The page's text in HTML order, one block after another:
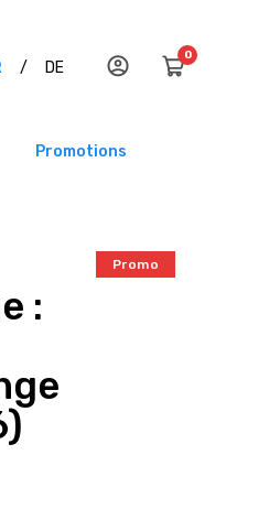
/ DE
0
Promotions
Promo
: